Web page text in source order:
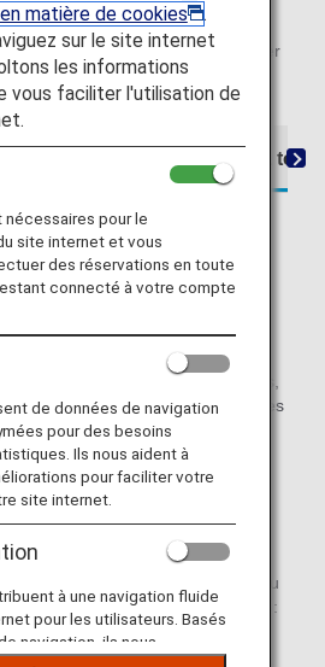
de réservation.
ANA accepte de rembourser
dont le nom figure sur le billet.
pour des raisons échappant à tout
pour des raisons
votre volonté et des
au contrôle d'ANA
pour des raisons météorologiques,
une place sur un autre vol pour les
à se loger. Mais il est parfois
remboursement. Si votre vol a été
et que vous souhaitez
procédez comme suit.
le billet est éligible
Miscellaneous Documents, ou
divers) éligibles sont les suivants :
ANA (billets dont les trois
matière de cookies
.
sur le site internet
les informations
vous faciliter l'utilisation de
pour le
site internet et vous
des réservations en toute
connecté à votre compte
de données de navigation
pour des besoins
Ils nous aident à
pour faciliter votre
site internet.
à une navigation fluide
pour les utilisateurs. Basés
navigation, ils nous